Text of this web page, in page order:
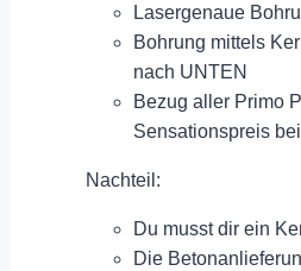
Lasergenaue
Bohrung mittels
nach UNTEN
Bezug aller Primo
Sensationspreis
Nachteil:
Du musst dir ein
Die